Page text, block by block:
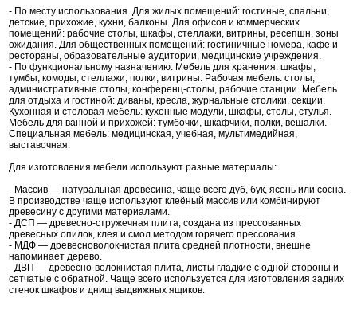
- По месту использования. Для жилых помещений: гостиные, спальни,
детские, прихожие, кухни, балконы. Для офисов и коммерческих
помещений: рабочие столы, шкафы, стеллажи, витрины, ресепшн, зоны
ожидания. Для общественных помещений: гостиничные номера, кафе и
рестораны, образовательные аудитории, медицинские учреждения.
- По функциональному назначению. Мебель для хранения: шкафы,
тумбы, комоды, стеллажи, полки, витрины. Рабочая мебель: столы,
административные столы, конференц-столы, рабочие станции. Мебель
для отдыха и гостиной: диваны, кресла, журнальные столики, секции.
Кухонная и столовая мебель: кухонные модули, шкафы, столы, стулья.
Мебель для ванной и прихожей: тумбочки, шкафчики, полки, вешалки.
Специальная мебель: медицинская, учебная, мультимедийная,
выставочная.
Для изготовления мебели используют разные материалы:
- Массив — натуральная древесина, чаще всего дуб, бук, ясень или сосна.
В производстве чаще используют клеёный массив или комбинируют
древесину с другими материалами.
- ДСП — древесно-стружечная плита, создана из прессованных
древесных опилок, клея и смол методом горячего прессования.
- МДФ — древесноволокнистая плита средней плотности, внешне
напоминает дерево.
- ДВП — древесно-волокнистая плита, листы гладкие с одной стороны и
сетчатые с обратной. Чаще всего используется для изготовления задних
стенок шкафов и днищ выдвижных ящиков.